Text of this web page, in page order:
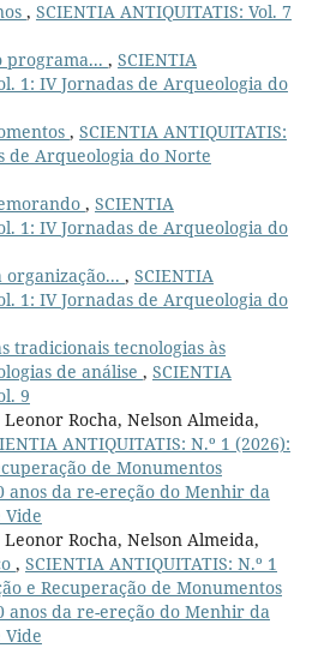
, SCIENTIA ANTIQUITATIS: Vol. 7
programa... , SCIENTIA
1: IV Jornadas de Arqueologia do
, SCIENTIA ANTIQUITATIS:
de Arqueologia do Norte
, SCIENTIA
1: IV Jornadas de Arqueologia do
organização... , SCIENTIA
1: IV Jornadas de Arqueologia do
tradicionais tecnologias às
de análise , SCIENTIA
9
Rocha, Nelson Almeida,
ANTIQUITATIS: N.º 1 (2026):
de Monumentos
anos da re-ereção do Menhir da
Vide
Rocha, Nelson Almeida,
, SCIENTIA ANTIQUITATIS: N.º 1
e Recuperação de Monumentos
anos da re-ereção do Menhir da
Vide